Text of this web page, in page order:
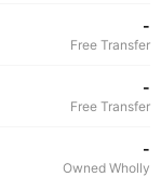
-
Free Transfer
-
Free Transfer
-
Owned Wholly